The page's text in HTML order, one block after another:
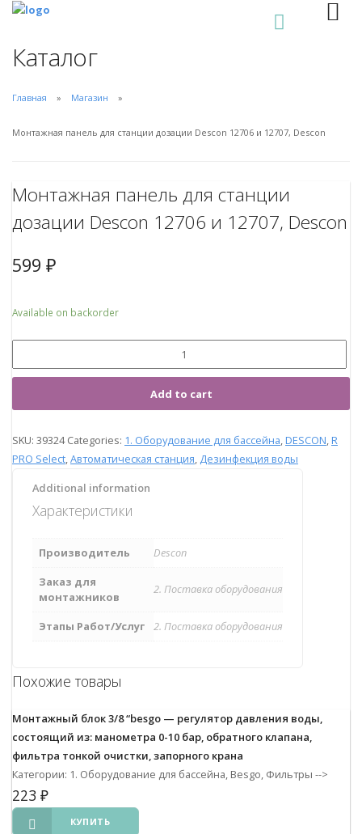
Каталог
Главная Магазин
Монтажная панель для станции дозации Descon 12706 и 12707, Descon
Монтажная панель для станции
дозации Descon 12706 и 12707, Descon
599 ₽
Available on backorder
Add to cart
SKU: 39324 Categories: 1. Оборудование для бассейна, DESCON, R
PRO Select,Автоматическая станция, Дезинфекция воды
Additional information
Характеристики
Производитель
Descon
Заказ для
монтажников
2. Поставка оборудования
Этапы Работ/Услуг 2. Поставка оборудования
Похожие товары
Монтажный блок 3/8 “besgo — регулятор давления воды,
состоящий из: манометра 0-10 бар, обратного клапана,
фильтра тонкой очистки, запорного крана
Категории: 1. Оборудование для бассейна, Besgo, Фильтры -->
223 ₽
КУПИТЬ